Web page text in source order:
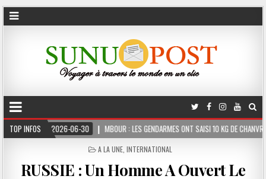
TOP INFOS
30 MBOUR : LES GENDARMES ONT SAISI 10 KG DE CHANVRE INDIEN DISSIMULÉS
POSTED
A LA UNE, INTERNATIONAL
RUSSIE : Un Homme A Ouvert Le